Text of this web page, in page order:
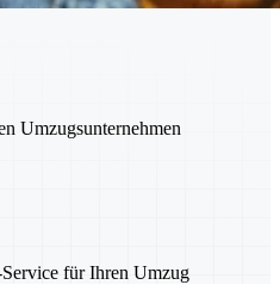
Umzugsunternehmen
für Ihren Umzug